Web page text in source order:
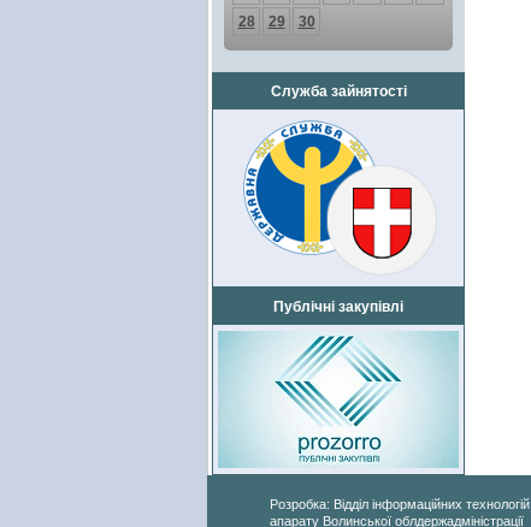
28
29 30
Служба зайнятості
Публічні закупівлі
Розробка: Відділ інформаційних технологій
апарату Волинської облдержадміністрації